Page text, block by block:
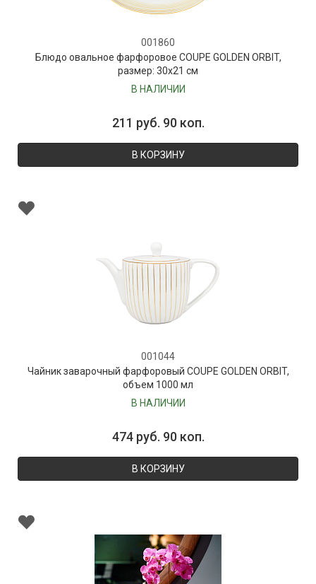
001860
Блюдо овальное фарфоровое COUPE GOLDEN ORBIT,
размер: 30х21 см
В НАЛИЧИИ
211 руб. 90 коп.
В КОРЗИНУ
001044
Чайник заварочный фарфоровый COUPE GOLDEN ORBIT,
объем 1000 мл
В НАЛИЧИИ
474 руб. 90 коп.
В КОРЗИНУ